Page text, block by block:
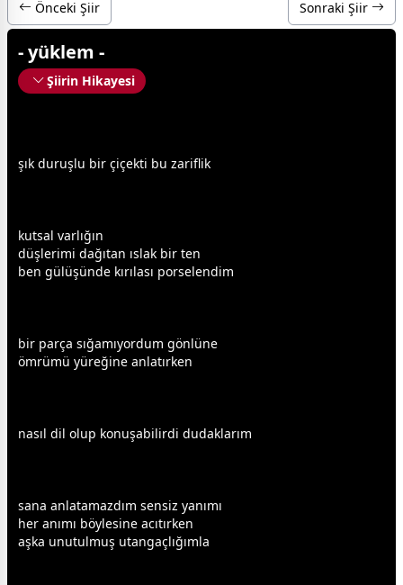
Önceki Şiir Sonraki Şiir
- yüklem -
Şiirin Hikayesi
şık duruşlu bir çiçekti bu zariflik
kutsal varlığın
düşlerimi dağıtan ıslak bir ten
ben gülüşünde kırılası porselendim
bir parça sığamıyordum gönlüne
ömrümü yüreğine anlatırken
nasıl dil olup konuşabilirdi dudaklarım
sana anlatamazdım sensiz yanımı
her anımı böylesine acıtırken
aşka unutulmuş utangaçlığımla